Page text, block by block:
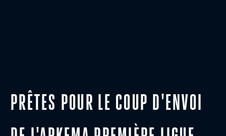
PRÊTES POUR LE COUP D'ENVOI